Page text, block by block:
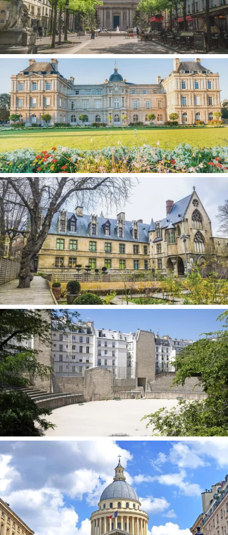
JARDÍN DE LUXEMBOURG
MUSEO DE CLUNY
ARENAS DE LUTECE
EL PANTHEON